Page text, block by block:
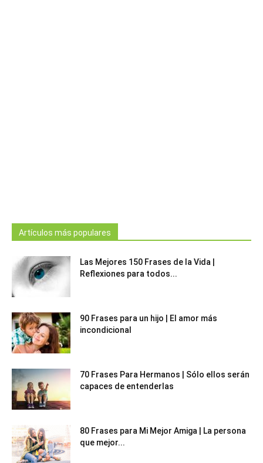
Artículos más populares
Las Mejores 150 Frases de la Vida |
Reflexiones para todos...
90 Frases para un hijo | El amor más
incondicional
70 Frases Para Hermanos | Sólo ellos serán
capaces de entenderlas
80 Frases para Mi Mejor Amiga | La persona
que mejor...